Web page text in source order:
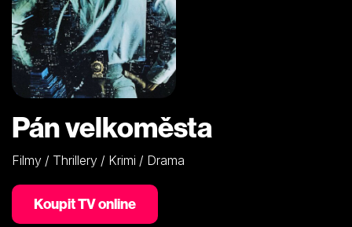
Pán velkoměsta
Filmy / Thrillery / Krimi / Drama
Koupit TV online